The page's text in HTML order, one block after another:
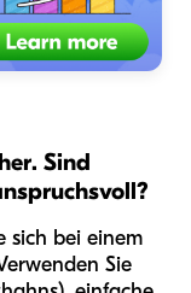
Sind
sich bei einem
Sie